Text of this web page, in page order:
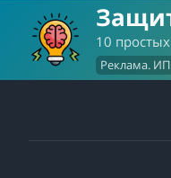
10
Реклама.